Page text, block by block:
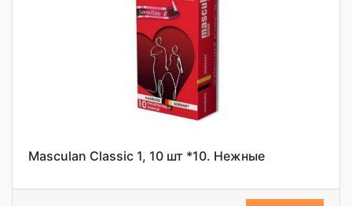
Masculan Classic 1, 10 шт *10. Нежные